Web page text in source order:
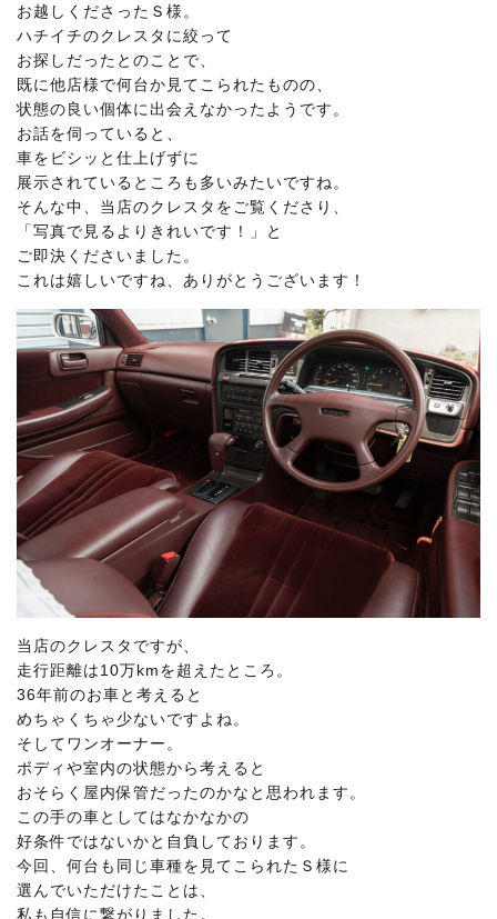
お越しくださったＳ様。
ハチイチのクレスタに絞って
お探しだったとのことで、
既に他店様で何台か見てこられたものの、
状態の良い個体に出会えなかったようです。
お話を伺っていると、
車をビシッと仕上げずに
展示されているところも多いみたいですね。
そんな中、当店のクレスタをご覧くださり、
「写真で見るよりきれいです！」と
ご即決くださいました。
これは嬉しいですね、ありがとうございます！
当店のクレスタですが、
走行距離は10万kmを超えたところ。
36年前のお車と考えると
めちゃくちゃ少ないですよね。
そしてワンオーナー。
ボディや室内の状態から考えると
おそらく屋内保管だったのかなと思われます。
この手の車としてはなかなかの
好条件ではないかと自負しております。
今回、何台も同じ車種を見てこられたＳ様に
選んでいただけたことは、
私も自信に繋がりました。